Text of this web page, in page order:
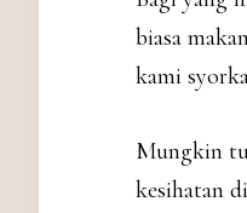
biasa
kami
Mungkin
kesihatan